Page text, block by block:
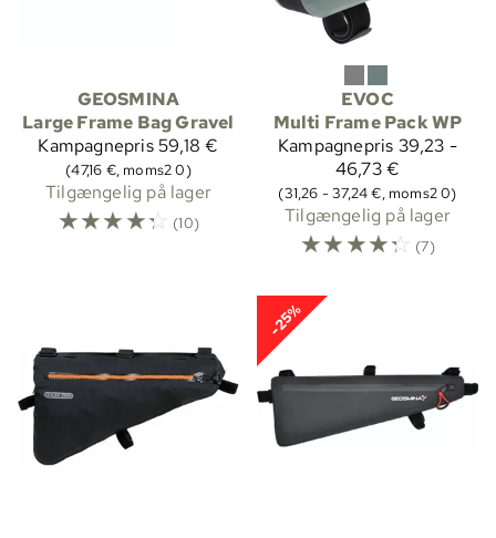
GEOSMINA
Large Frame Bag Gravel
Kampagnepris59,18 €
(47,16 €, moms2 0)
Tilgængelig på lager
☆☆☆☆☆ (10)
EVOC
Multi Frame Pack WP
Kampagnepris 39,23 -
46,73 €
(31,26 - 37,24 €, moms2 0)
Tilgængelig på lager
☆☆☆☆☆ (7)
-25%